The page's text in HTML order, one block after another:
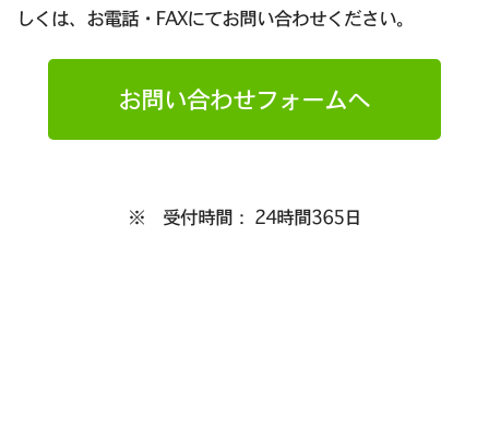
しくは、お電話・FAXにてお問い合わせください。
お問い合わせフォームへ
※ 受付時間： 24時間365日